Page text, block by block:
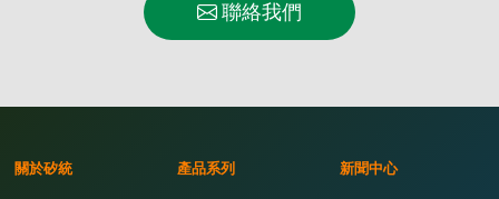
聯絡我們
關於矽統 產品系列 新聞中心